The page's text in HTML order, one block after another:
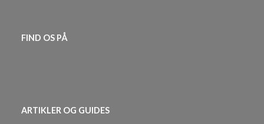
FIND OS PÅ
ARTIKLER OG GUIDES